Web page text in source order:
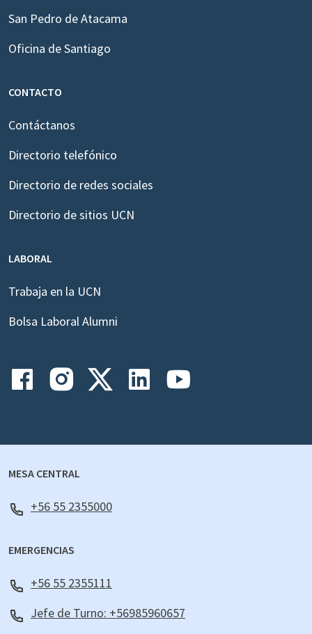
San Pedro de Atacama
Oficina de Santiago
CONTACTO
Contáctanos
Directorio telefónico
Directorio de redes sociales
Directorio de sitios UCN
LABORAL
Trabaja en la UCN
Bolsa Laboral Alumni
MESA CENTRAL
+56 55 2355000
EMERGENCIAS
+56 55 2355111
Jefe de Turno: +56985960657